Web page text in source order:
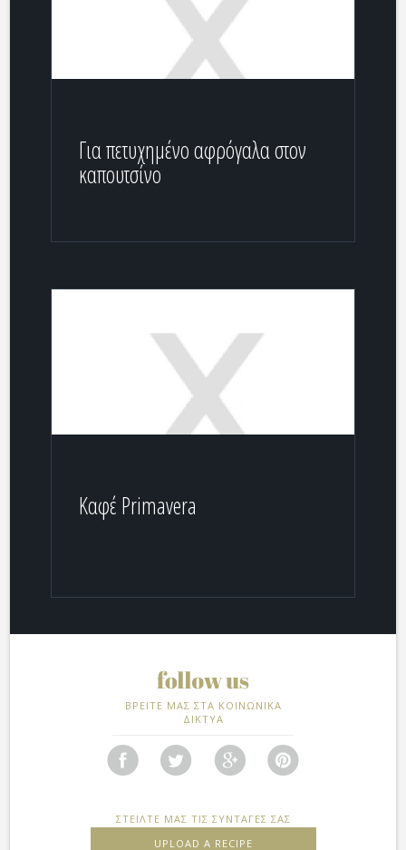
Για πετυχημένο αφρόγαλα στον
καπουτσίνο
Καφέ Primavera
ΒΡΕΙΤΕ ΜΑΣ ΣΤΑ ΚΟΙΝΩΝΙΚΑ
ΔΙΚΤΥΑ
ΣΤΕΙΛΤΕ ΜΑΣ ΤΙΣ ΣΥΝΤΑΓΕΣ ΣΑΣ
UPLOAD A RECIPE